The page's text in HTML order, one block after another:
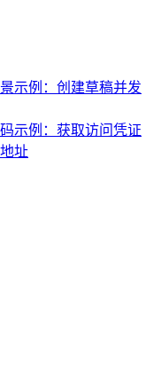
示例：创建草稿并发
示例：获取访问凭证
址